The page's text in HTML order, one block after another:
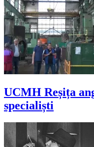
UCMH Reșița
specialiști